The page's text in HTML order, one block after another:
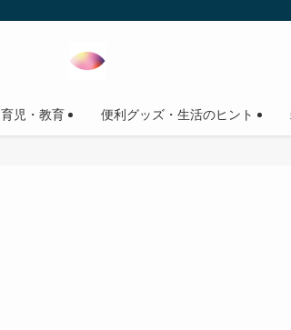
育児・教育 便利グッズ・生活のヒント